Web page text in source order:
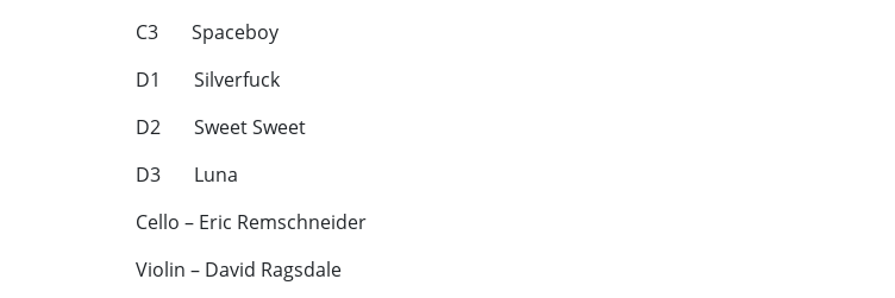
C3 Spaceboy
D1 Silverfuck
D2 Sweet Sweet
D3 Luna
Cello – Eric Remschneider
Violin – David Ragsdale